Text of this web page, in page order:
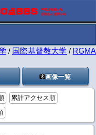
/ 国際基督教大学 / RGMA
画像一覧
累計アクセス順